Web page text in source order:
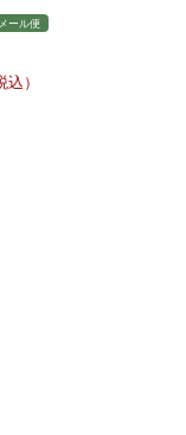
メール便